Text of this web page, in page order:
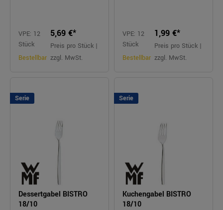
VPE: 12
Stück
Bestellbar
5,69 €*
Preis pro Stück |
zzgl. MwSt.
VPE: 12
Stück
Bestellbar
1,99 €*
Preis pro Stück |
zzgl. MwSt.
Serie
Dessertgabel BISTRO
18/10
Serie
Kuchengabel BISTRO
18/10